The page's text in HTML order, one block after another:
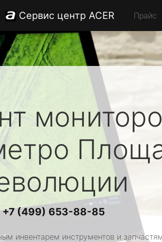
Сервис центр ACER Прайс
+7 (499) 653-88-85
инвентарем инструментов и